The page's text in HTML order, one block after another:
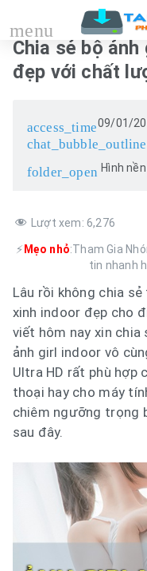
Chia sẻ bộ
đẹp với chất
access_time09/01/
chat_bubble_outline
folder_open Hình
Lượt xem: 6,276
⚡ Mẹo nhỏ:Tham Gia
tin nhanh
Lâu rồi không chia
xinh indoor đẹp cho
viết hôm nay xin
ảnh girl indoor vô
Ultra HD rất phù hợp
thoại hay cho máy
chiêm ngưỡng trọng
sau đây.
menu